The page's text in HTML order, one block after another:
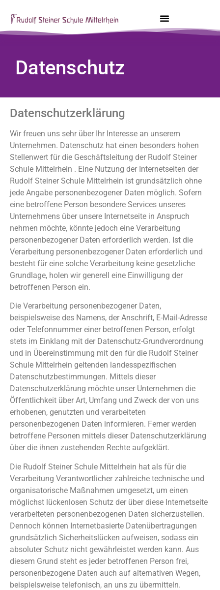
Datenschutz
Datenschutzerklärung
Wir freuen uns sehr über Ihr Interesse an unserem
Unternehmen. Datenschutz hat einen besonders hohen
Stellenwert für die Geschäftsleitung der Rudolf Steiner
Schule Mittelrhein . Eine Nutzung der Internetseiten der
Rudolf Steiner Schule Mittelrhein ist grundsätzlich ohne
jede Angabe personenbezogener Daten möglich. Sofern
eine betroffene Person besondere Services unseres
Unternehmens über unsere Internetseite in Anspruch
nehmen möchte, könnte jedoch eine Verarbeitung
personenbezogener Daten erforderlich werden. Ist die
Verarbeitung personenbezogener Daten erforderlich und
besteht für eine solche Verarbeitung keine gesetzliche
Grundlage, holen wir generell eine Einwilligung der
betroffenen Person ein.
Die Verarbeitung personenbezogener Daten,
beispielsweise des Namens, der Anschrift, E-Mail-Adresse
oder Telefonnummer einer betroffenen Person, erfolgt
stets im Einklang mit der Datenschutz-Grundverordnung
und in Übereinstimmung mit den für die Rudolf Steiner
Schule Mittelrhein geltenden landesspezifischen
Datenschutzbestimmungen. Mittels dieser
Datenschutzerklärung möchte unser Unternehmen die
Öffentlichkeit über Art, Umfang und Zweck der von uns
erhobenen, genutzten und verarbeiteten
personenbezogenen Daten informieren. Ferner werden
betroffene Personen mittels dieser Datenschutzerklärung
über die ihnen zustehenden Rechte aufgeklärt.
Die Rudolf Steiner Schule Mittelrhein hat als für die
Verarbeitung Verantwortlicher zahlreiche technische und
organisatorische Maßnahmen umgesetzt, um einen
möglichst lückenlosen Schutz der über diese Internetseite
verarbeiteten personenbezogenen Daten sicherzustellen.
Dennoch können Internetbasierte Datenübertragungen
grundsätzlich Sicherheitslücken aufweisen, sodass ein
absoluter Schutz nicht gewährleistet werden kann. Aus
diesem Grund steht es jeder betroffenen Person frei,
personenbezogene Daten auch auf alternativen Wegen,
beispielsweise telefonisch, an uns zu übermitteln.